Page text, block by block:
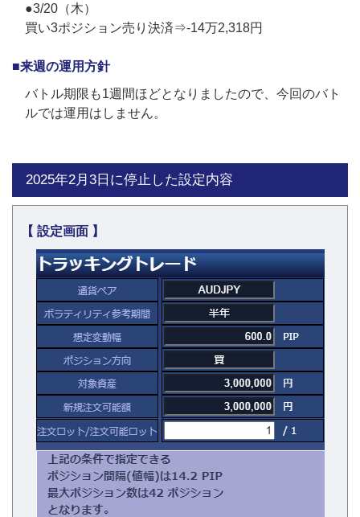
●3/20（木）
買い3ポジション売り決済⇒-14万2,318円
■来週の運用方針
バトル期限も1週間ほどとなりましたので、今回のバト
ルでは運用はしません。
2025年2月3日に停止した設定内容
【 設定画面 】